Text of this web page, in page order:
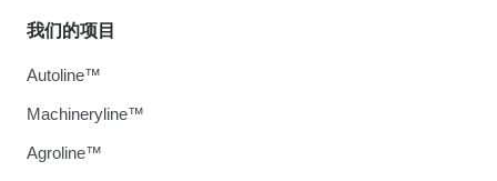
我们的项目
Autoline™
Machineryline™
Agroline™